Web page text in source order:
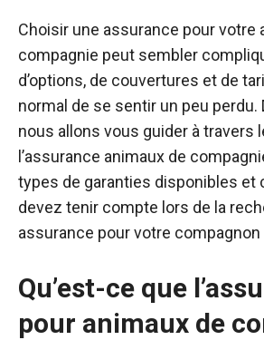
Choisir une assurance pour votre
compagnie peut sembler
d’options, de couvertures et de
normal de se sentir un peu perdu.
nous allons vous guider à travers
l’assurance animaux de
types de garanties disponibles et
devez tenir compte lors de la
assurance pour votre
Qu’est-ce que
pour animaux de